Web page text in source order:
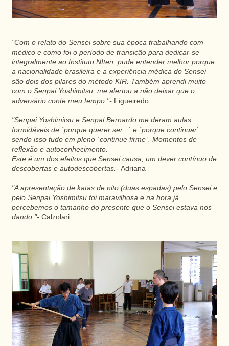
"Com o relato do Sensei sobre sua época trabalhando com
médico e como foi o período de transição para dedicar-se
integralmente ao Instituto NIten, pude entender melhor porque
a nacionalidade brasileira e a experiência médica do Sensei
são dois dos pilares do método KIR. Também aprendi muito
com o Senpai Yoshimitsu: me alertou a não deixar que o
adversário conte meu tempo."- Figueiredo
"Senpai Yoshimitsu e Senpai Bernardo me deram aulas
formidáveis de ´porque querer ser...` e ´porque continuar`,
sendo isso tudo em pleno ´continue firme`. Momentos de
reflexão e autoconhecimento.
Este é um dos efeitos que Sensei causa, um dever contínuo de
descobertas e autodescobertas.- Adriana
"A apresentação de katas de nito (duas espadas) pelo Sensei e
pelo Senpai Yoshimitsu foi maravilhosa e na hora já
percebemos o tamanho do presente que o Sensei estava nos
dando."- Calzolari